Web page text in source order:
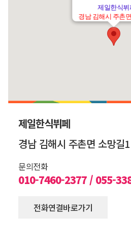
제일한식뷔
경남 김해시 주촌
제일한식뷔페
경남 김해시 주촌면 소망길1
문의전화
010-7460-2377 / 055-
전화연결바로가기